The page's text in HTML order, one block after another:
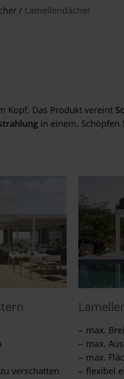
/ Lamellendächer
Kopf. Das Produkt vereint
in einem. Schöpfen
verschatten
max.
max.
max.
flexibel